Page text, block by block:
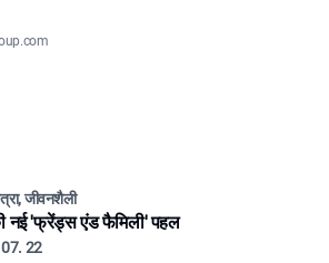
जीवनशैली
नई 'फ्रेंड्स एंड फैमिली' पहल
22